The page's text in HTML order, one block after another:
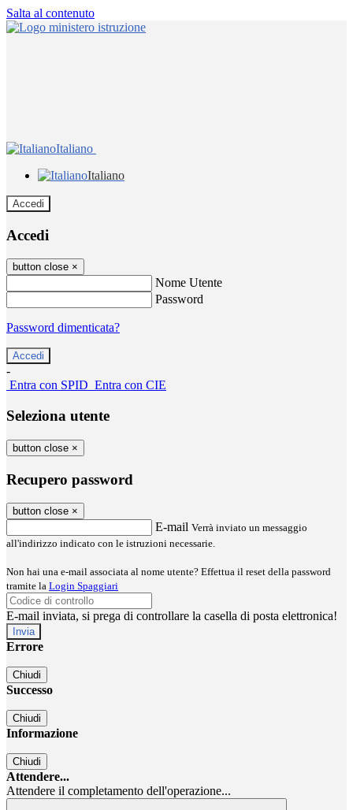
Salta al contenuto
Italiano
Italiano
Accedi
Accedi
button close ×
Nome Utente
Password
Password dimenticata?
-
Entra con SPID Entra con CIE
Seleziona utente
button close ×
Recupero password
button close ×
E-mail Verrà inviato un messaggio
all'indirizzo indicato con le istruzioni necessarie.
Non hai una e-mail associata al nome utente? Effettua il reset della password
tramite la Login Spaggiari
E-mail inviata, si prega di controllare la casella di posta elettronica!
Errore
Chiudi
Successo
Chiudi
Informazione
Chiudi
Attendere...
Attendere il completamento dell'operazione...